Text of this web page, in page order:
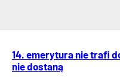
14. emerytura nie trafi
nie dostaną